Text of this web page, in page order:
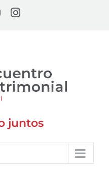
YouTubeInstagram
juntos